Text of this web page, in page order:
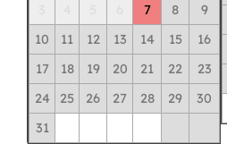
7 8
9
10
11 12 13 14 15
16
17
18 19 20 21 22
23
24
25 26 27 28 29
30
31